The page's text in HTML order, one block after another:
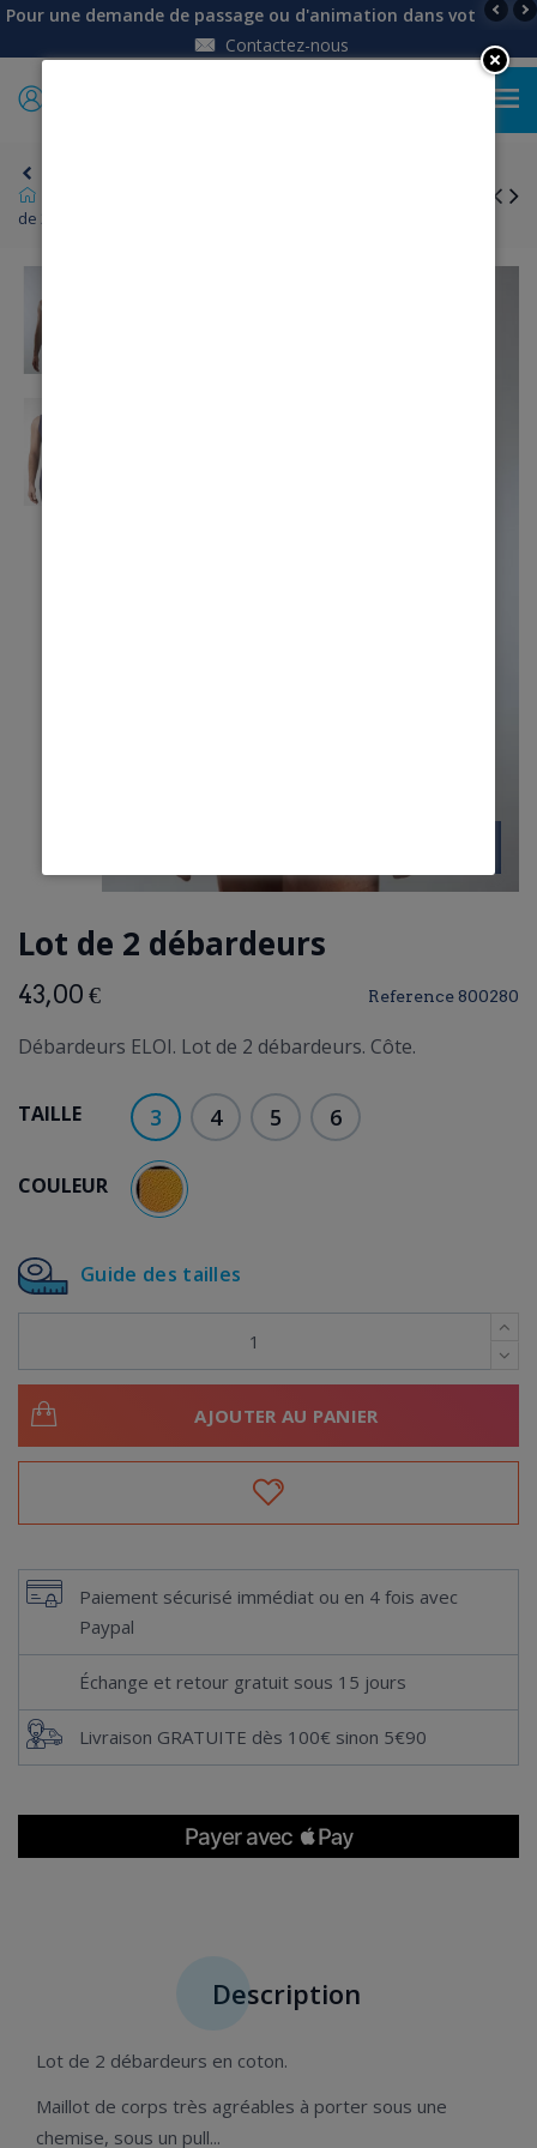
Pour une demande de passage ou d'animation dans votre
Contactez-nous
de 2 débardeurs
Lot de 2 débardeurs
Reference 800280
43,00 €
Débardeurs ELOI. Lot de 2 débardeurs. Côte.
Guide des tailles
COULEUR MULTICOLORE
TAILLE 3 4 5 6
AJOUTER AU PANIER
Paiement sécurisé immédiat ou en 4 fois avec
Paypal
Échange et retour gratuit sous 15 jours
Livraison GRATUITE dès 100€ sinon 5€90
Description
Lot de 2 débardeurs en coton.
Maillot de corps très agréables à porter sous une
chemise, sous un pull...